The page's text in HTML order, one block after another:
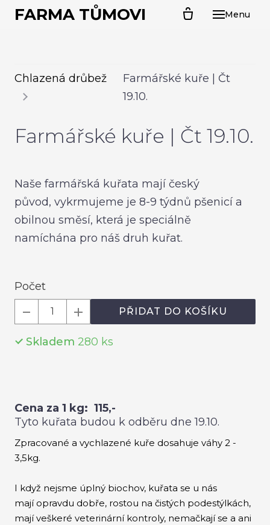
Menu
FARMA TŮMOVI
Chlazená drůbež
Farmářské kuře | Čt
19.10.
Farmářské kuře | Čt 19.10.
Naše farmářská kuřata mají český
původ, vykrmujeme je 8-9 týdnů pšenicí a
obilnou směsí, která je speciálně
namíchána pro náš druh kuřat.
Počet
PŘIDAT DO KOŠÍKU
Skladem 280 ks
Cena za 1 kg: 115,-
Tyto kuřata budou k odběru dne 19.10.
Zpracované a vychlazené kuře dosahuje váhy 2 -
3,5kg.
I když nejsme úplný biochov, kuřata se u nás
mají opravdu dobře, rostou na čistých podestýlkách,
mají veškeré veterinární kontroly, nemačkají se a ani